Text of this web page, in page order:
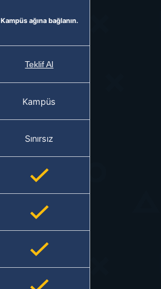
Kampüs ağına bağlanın.
Teklif Al
Kampüs
Sınırsız